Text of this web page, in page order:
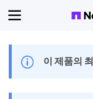
이 제품의